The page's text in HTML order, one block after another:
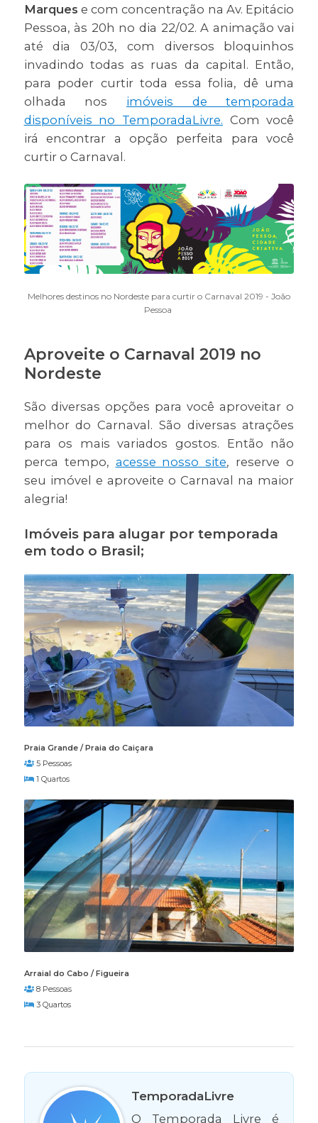
Marques e com concentração na Av. Epitácio
Pessoa, às 20h no dia 22/02. A animação vai
até dia 03/03, com diversos bloquinhos
invadindo todas as ruas da capital. Então,
para poder curtir toda essa folia, dê uma
olhada nos imóveis de temporada
disponíveis no TemporadaLivre. Com você
irá encontrar a opção perfeita para você
curtir o Carnaval.
Melhores destinos no Nordeste para curtir o Carnaval 2019 - João
Pessoa
Aproveite o Carnaval 2019 no
Nordeste
São diversas opções para você aproveitar o
melhor do Carnaval. São diversas atrações
para os mais variados gostos. Então não
perca tempo, acesse nosso site, reserve o
seu imóvel e aproveite o Carnaval na maior
alegria!
Imóveis para alugar por temporada
em todo o Brasil;
Praia Grande / Praia do Caiçara
5 Pessoas
1 Quartos
Arraial do Cabo / Figueira
8 Pessoas
3 Quartos
TemporadaLivre
O Temporada Livre é